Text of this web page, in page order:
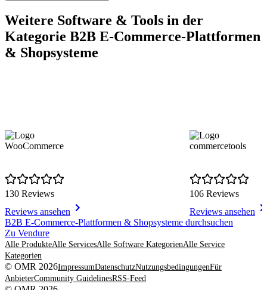
Weitere Software & Tools in der
Kategorie B2B E-Commerce-Plattformen
& Shopsysteme
WooCommerce
130 Reviews
Reviews ansehen
commercetools
106 Reviews
Reviews ansehen
Item
1
of
8
B2B E-Commerce-Plattformen & Shopsysteme durchsuchen
Zu Vendure
Alle ProdukteAlle ServicesAlle Software KategorienAlle Service
Kategorien
© OMR 2026ImpressumDatenschutzNutzungsbedingungenFür
AnbieterCommunity GuidelinesRSS-Feed